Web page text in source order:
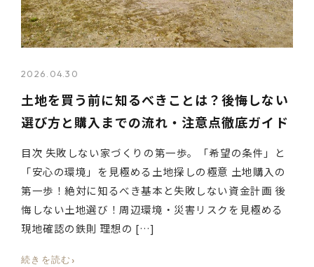
2026.04.30
土地を買う前に知るべきことは？後悔しない
選び方と購入までの流れ・注意点徹底ガイド
目次 失敗しない家づくりの第一歩。「希望の条件」と
「安心の環境」を見極める土地探しの極意 土地購入の
第一歩！絶対に知るべき基本と失敗しない資金計画 後
悔しない土地選び！周辺環境・災害リスクを見極める
現地確認の鉄則 理想の […]
続きを読む ›